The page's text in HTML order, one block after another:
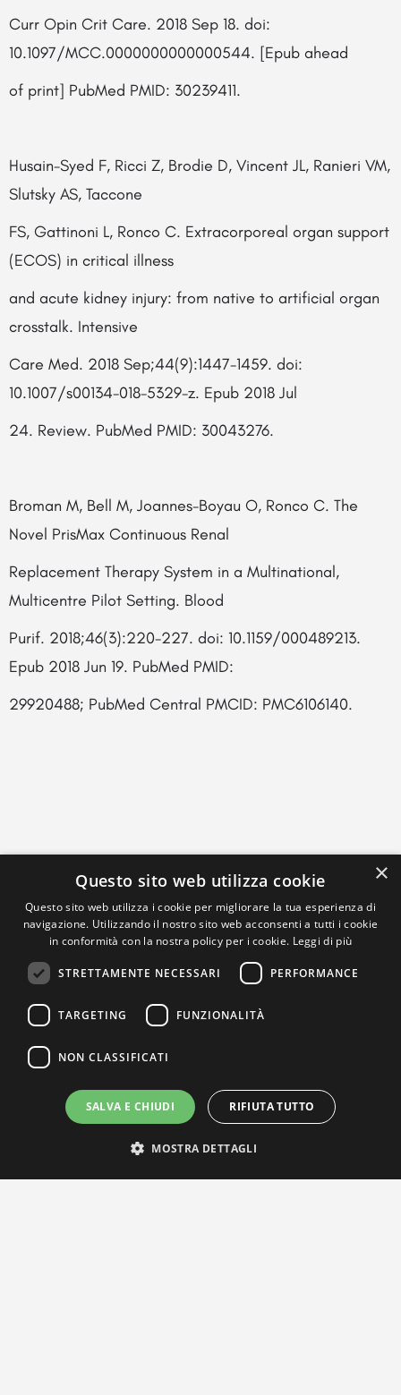
Curr Opin Crit Care. 2018 Sep 18. doi:
10.1097/MCC.0000000000000544. [Epub ahead
of print] PubMed PMID: 30239411.
Husain-Syed F, Ricci Z, Brodie D, Vincent JL, Ranieri VM,
Slutsky AS, Taccone
FS, Gattinoni L, Ronco C. Extracorporeal organ support
(ECOS) in critical illness
and acute kidney injury: from native to artificial organ
crosstalk. Intensive
Care Med. 2018 Sep;44(9):1447-1459. doi:
10.1007/s00134-018-5329-z. Epub 2018 Jul
24. Review. PubMed PMID: 30043276.
Broman M, Bell M, Joannes-Boyau O, Ronco C. The
Novel PrisMax Continuous Renal
Replacement Therapy System in a Multinational,
Multicentre Pilot Setting. Blood
Purif. 2018;46(3):220-227. doi: 10.1159/000489213.
Epub 2018 Jun 19. PubMed PMID:
29920488; PubMed Central PMCID: PMC6106140.
×
Questo sito web utilizza cookie
Questo sito web utilizza i cookie per migliorare la tua esperienza di
navigazione. Utilizzando il nostro sito web acconsenti a tutti i cookie
in conformità con la nostra policy per i cookie. Leggi di più
STRETTAMENTE NECESSARI PERFORMANCE
TARGETING FUNZIONALITÀ
NON CLASSIFICATI
SALVA E CHIUDI RIFIUTA TUTTO
MOSTRA DETTAGLI